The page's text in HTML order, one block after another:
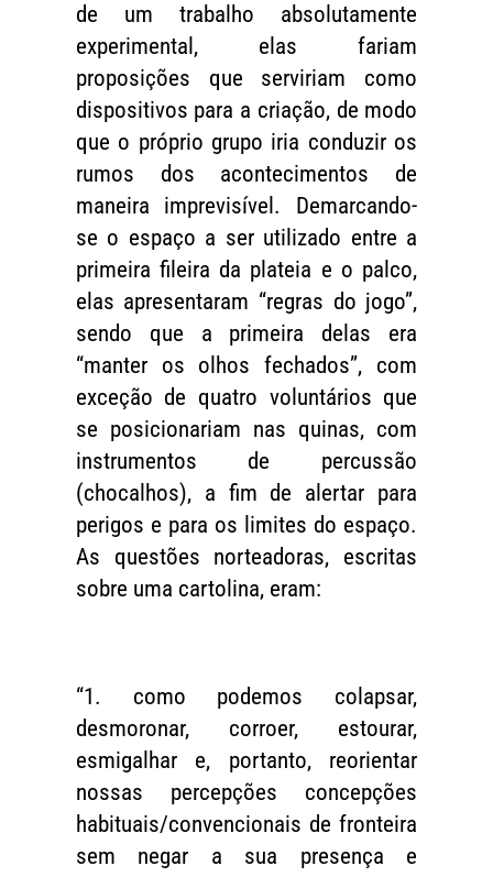
de um trabalho absolutamente
experimental, elas fariam
proposições que serviriam como
dispositivos para a criação, de modo
que o próprio grupo iria conduzir os
rumos dos acontecimentos de
maneira imprevisível. Demarcando-
se o espaço a ser utilizado entre a
primeira fileira da plateia e o palco,
elas apresentaram “regras do jogo”,
sendo que a primeira delas era
“manter os olhos fechados”, com
exceção de quatro voluntários que
se posicionariam nas quinas, com
instrumentos de percussão
(chocalhos), a fim de alertar para
perigos e para os limites do espaço.
As questões norteadoras, escritas
sobre uma cartolina, eram:
“1. como podemos colapsar,
desmoronar, corroer, estourar,
esmigalhar e, portanto, reorientar
nossas percepções concepções
habituais/convencionais de fronteira
sem negar a sua presença e